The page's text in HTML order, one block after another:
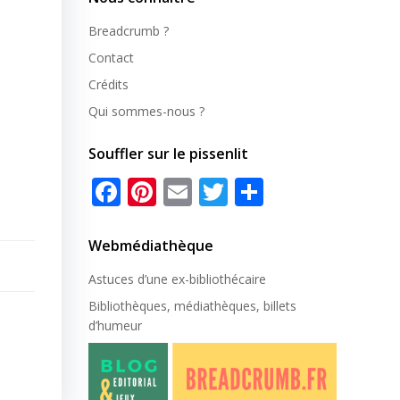
Breadcrumb ?
Contact
Crédits
Qui sommes-nous ?
Souffler sur le pissenlit
Facebook
Pinterest
EmailTwitter
Webmédiathèque
Astuces d’une ex-bibliothécaire
Bibliothèques, médiathèques, billets
d’humeur